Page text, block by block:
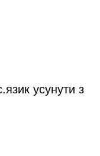
усунути з